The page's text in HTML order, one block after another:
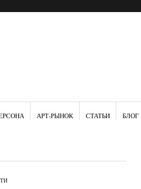
АРТ-РЫНОК СТАТЬИ БЛОГ